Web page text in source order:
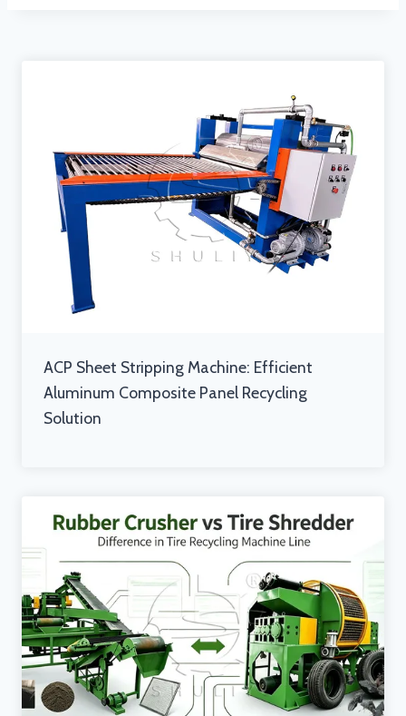
ACP Sheet Stripping Machine: Efficient
Aluminum Composite Panel Recycling
Solution